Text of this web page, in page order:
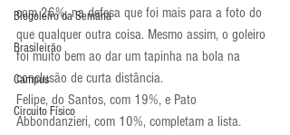
Blogoleiro da Semana
Brasileirão
Campus
Circuito Físico
com 26%, na defesa que foi mais para a foto do
que qualquer outra coisa. Mesmo assim, o goleiro
foi muito bem ao dar um tapinha na bola na
conclusão de curta distância.
Felipe, do Santos, com 19%, e Pato
Abbondanzieri, com 10%, completam a lista.